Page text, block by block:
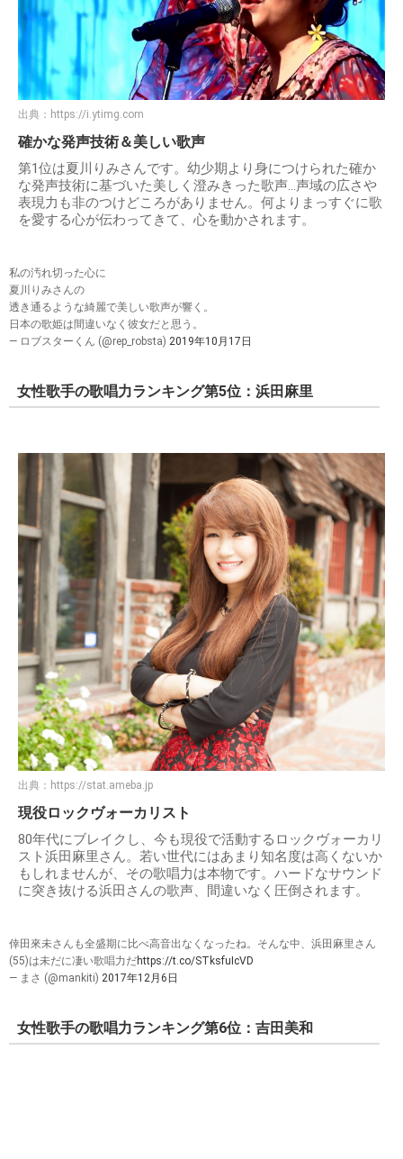
出典： https://i.ytimg.com
確かな発声技術＆美しい歌声
第1位は夏川りみさんです。幼少期より身につけられた確か
な発声技術に基づいた美しく澄みきった歌声…声域の広さや
表現力も非のつけどころがありません。何よりまっすぐに歌
を愛する心が伝わってきて、心を動かされます。
私の汚れ切った心に
夏川りみさんの
透き通るような綺麗で美しい歌声が響く。
日本の歌姫は間違いなく彼女だと思う。
— ロブスターくん (@rep_robsta) 2019年10月17日
女性歌手の歌唱力ランキング第5位：浜田麻里
出典： https://stat.ameba.jp
現役ロックヴォーカリスト
80年代にブレイクし、今も現役で活動するロックヴォーカリ
スト浜田麻里さん。若い世代にはあまり知名度は高くないか
もしれませんが、その歌唱力は本物です。ハードなサウンド
に突き抜ける浜田さんの歌声、間違いなく圧倒されます。
倖田來未さんも全盛期に比べ高音出なくなったね。そんな中、浜田麻里さん
(55)は未だに凄い歌唱力だhttps://t.co/STksfuIcVD
— まさ (@mankiti) 2017年12月6日
女性歌手の歌唱力ランキング第6位：吉田美和